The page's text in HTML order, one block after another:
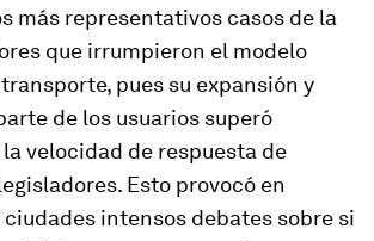
más representativos casos de la
que irrumpieron el modelo
pues su expansión y
de los usuarios superó
velocidad de respuesta de
Esto provocó en
ciudades intensos debates sobre si